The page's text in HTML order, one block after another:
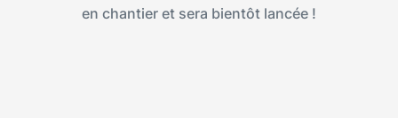
en chantier et sera bientôt lancée !